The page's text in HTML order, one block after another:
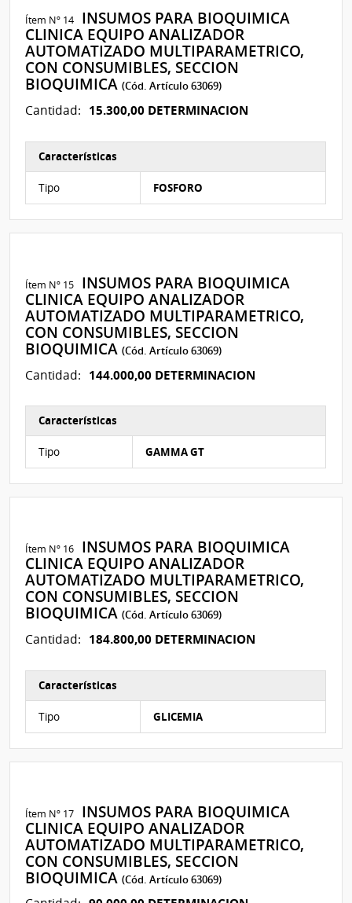
Ítem Nº 14
INSUMOS PARA BIOQUIMICA
CLINICA EQUIPO ANALIZADOR
AUTOMATIZADO MULTIPARAMETRICO,
CON CONSUMIBLES, SECCION
BIOQUIMICA(Cód. Artículo 63069)
Cantidad: 15.300,00 DETERMINACION
Características del Ítem Nº 43
Características
Tipo FOSFORO
Ítem Nº 15
INSUMOS PARA BIOQUIMICA
CLINICA EQUIPO ANALIZADOR
AUTOMATIZADO MULTIPARAMETRICO,
CON CONSUMIBLES, SECCION
BIOQUIMICA(Cód. Artículo 63069)
Cantidad: 144.000,00 DETERMINACION
Características
Tipo GAMMA GT
Ítem Nº 16
INSUMOS PARA BIOQUIMICA
CLINICA EQUIPO ANALIZADOR
AUTOMATIZADO MULTIPARAMETRICO,
CON CONSUMIBLES, SECCION
BIOQUIMICA(Cód. Artículo 63069)
Cantidad: 184.800,00 DETERMINACION
Características del Ítem Nº 14
Características
Tipo GLICEMIA
Ítem Nº 17
INSUMOS PARA BIOQUIMICA
CLINICA EQUIPO ANALIZADOR
AUTOMATIZADO MULTIPARAMETRICO,
CON CONSUMIBLES, SECCION
BIOQUIMICA(Cód. Artículo 63069)